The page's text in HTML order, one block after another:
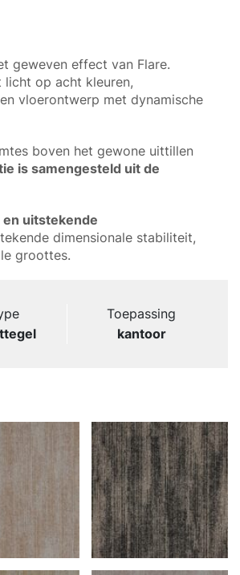
geweven effect van Flare.
licht op acht kleuren,
vloerontwerp met dynamische
boven het gewone uittillen
is samengesteld uit de
uitstekende
dimensionale stabiliteit,
groottes.
Toepassing
kantoor